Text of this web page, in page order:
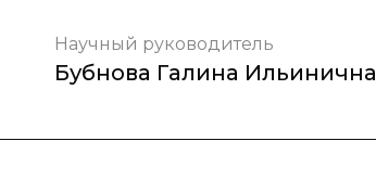
Научный руководитель
Бубнова Галина Ильинична